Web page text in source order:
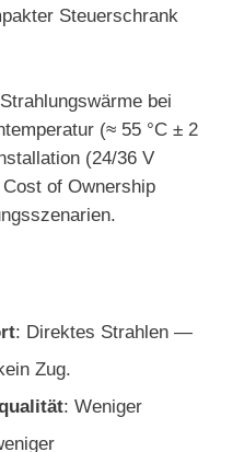
Steuerschrank
bei
(≈ 55 °C ± 2
(24/36 V
of Ownership
: Direktes Strahlen —
Zug.
: Weniger